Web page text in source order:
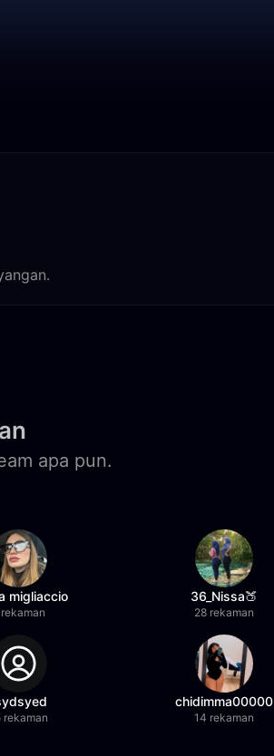
apa pun.
migliaccio 36_Nissa🍑
28 rekaman
rekaman
chidimma00000
14 rekaman